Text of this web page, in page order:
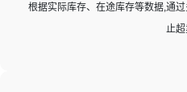
根据实际库存、在途库存等数据,通
止